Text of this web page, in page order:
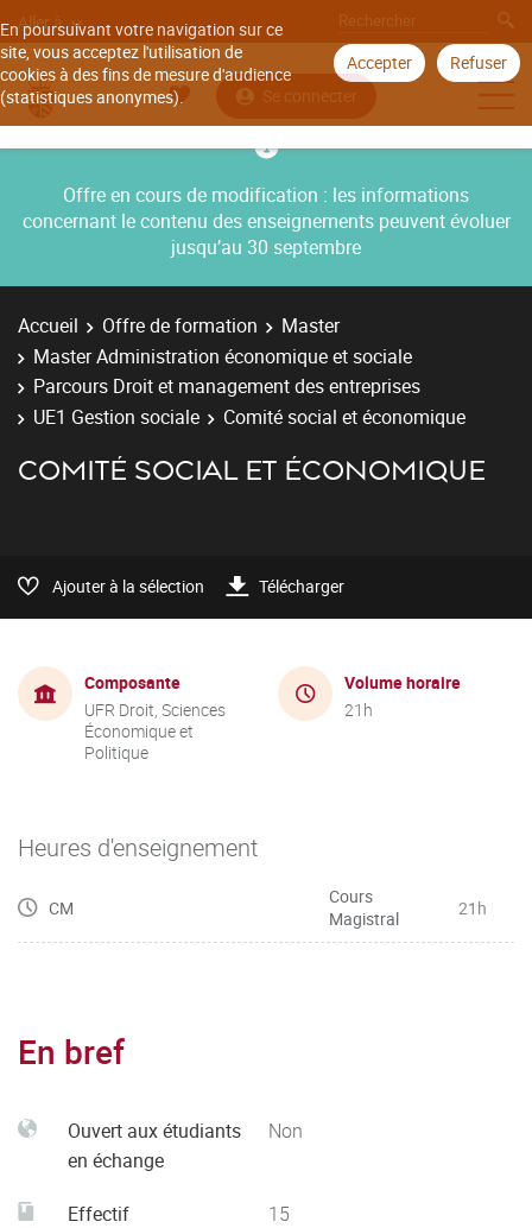
En poursuivant votre navigation sur ce
site, vous acceptez l'utilisation de
cookies à des fins de mesure d'audience
(statistiques anonymes).
Accepter Refuser
Aller à
Se connecter
Offre en cours de modification : les informations
concernant le contenu des enseignements peuvent évoluer
jusqu’au 30 septembre
Accueil Offre de formation
Master
Master Administration économique et sociale
Parcours Droit et management des entreprises
UE1 Gestion sociale
Comité social et économique
COMITÉ SOCIAL ET ÉCONOMIQUE
Ajouter à la sélection Télécharger
Composante
UFR Droit, Sciences
Économique et
Politique
Volume horaire
21h
Heures d'enseignement
CM
Cours
Magistral
21h
En bref
Ouvert aux étudiants
en échange
Non
Effectif 15